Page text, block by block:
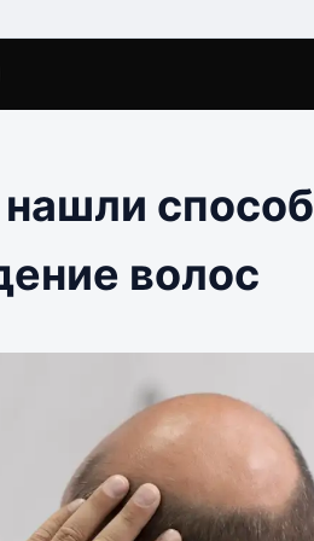
способ
волос